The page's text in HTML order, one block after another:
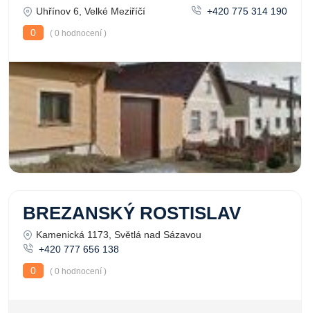
Uhřínov 6, Velké Meziříčí
+420 775 314 190
0
( 0 hodnocení )
BREZANSKÝ ROSTISLAV
Kamenická 1173, Světlá nad Sázavou
+420 777 656 138
0
( 0 hodnocení )